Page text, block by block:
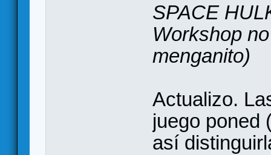
SPACE
Workshop
menganito)
Actualizo.
juego poned
así